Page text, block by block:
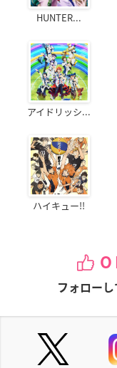
HUNTER...
アイドリッシ...
ハイキュー!!
フォローし